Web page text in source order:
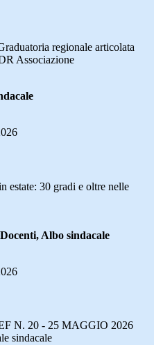
regionale articolata
Associazione
estate: 30 gradi e oltre nelle
Albo sindacale
N. 20 - 25 MAGGIO 2026
sindacale